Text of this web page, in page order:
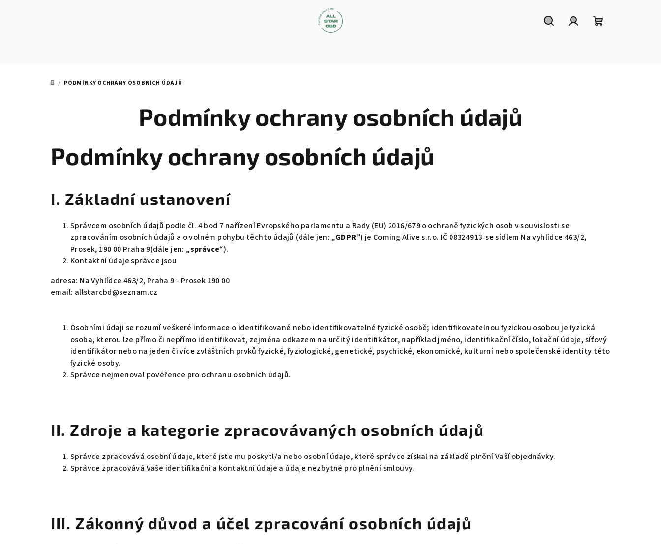
DOMŮ
/ PODMÍNKY OCHRANY OSOBNÍCH ÚDAJŮ
Podmínky ochrany osobních údajů
Podmínky ochrany osobních údajů
I. Základní ustanovení
Správcem osobních údajů podle čl. 4 bod 7 nařízení Evropského parlamentu a Rady (EU) 2016/679 o ochraně fyzických osob v souvislosti se
zpracováním osobních údajů a o volném pohybu těchto údajů (dále jen: „GDPR”) je Coming Alive s.r.o. IČ 08324913 se sídlem Na vyhlídce 463/2,
Prosek, 190 00 Praha 9(dále jen: „správce“).
Kontaktní údaje správce jsou
adresa: Na Vyhlídce 463/2, Praha 9 - Prosek 190 00
email: allstarcbd@seznam.cz
Osobními údaji se rozumí veškeré informace o identifikované nebo identifikovatelné fyzické osobě; identifikovatelnou fyzickou osobou je fyzická
osoba, kterou lze přímo či nepřímo identifikovat, zejména odkazem na určitý identifikátor, například jméno, identifikační číslo, lokační údaje, síťový
identifikátor nebo na jeden či více zvláštních prvků fyzické, fyziologické, genetické, psychické, ekonomické, kulturní nebo společenské identity této
fyzické osoby.
Správce nejmenoval pověřence pro ochranu osobních údajů.
II. Zdroje a kategorie zpracovávaných osobních údajů
Správce zpracovává osobní údaje, které jste mu poskytl/a nebo osobní údaje, které správce získal na základě plnění Vaší objednávky.
Správce zpracovává Vaše identifikační a kontaktní údaje a údaje nezbytné pro plnění smlouvy.
III. Zákonný důvod a účel zpracování osobních údajů